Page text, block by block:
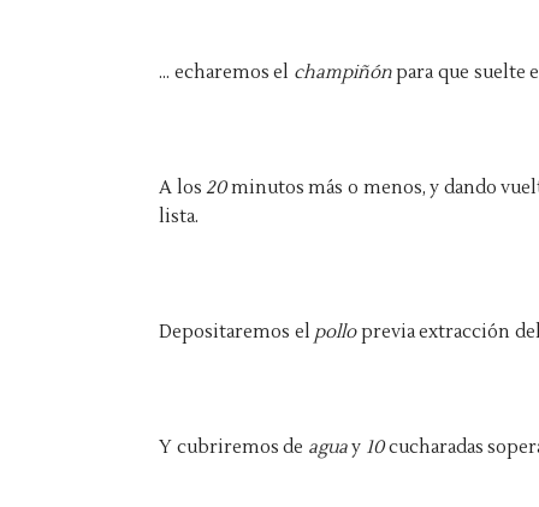
... echaremos el champiñónpara que suelte
A los 20minutos más o menos, y dando
lista.
Depositaremos el polloprevia extracción
Y cubriremos de aguay 10cucharadas